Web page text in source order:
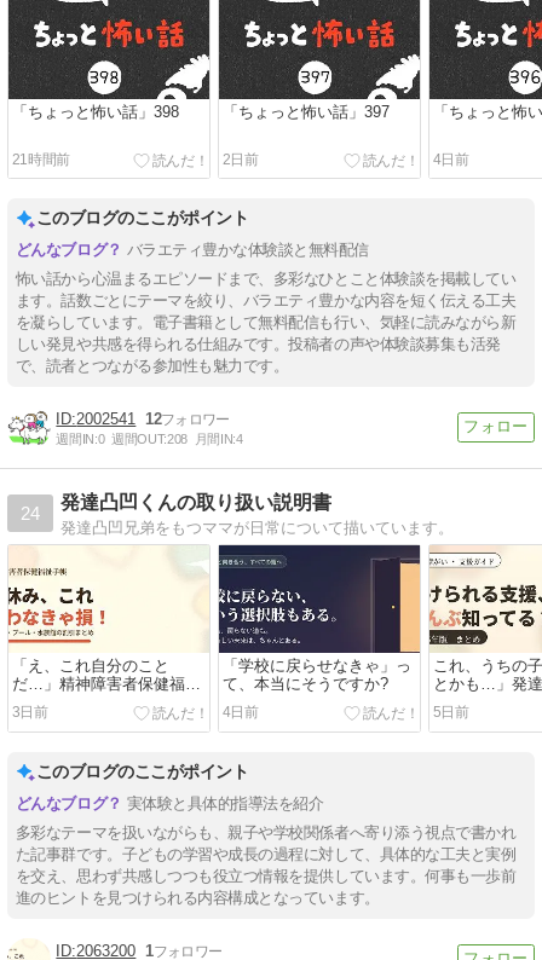
「ちょっと怖い話」398
21時間前
「ちょっと怖い話」397
2日前
「ちょっと怖
4日前
このブログのここがポイント
バラエティ豊かな体験談と無料配信
怖い話から心温まるエピソードまで、多彩なひとこと体験談を掲載してい
ます。話数ごとにテーマを絞り、バラエティ豊かな内容を短く伝える工夫
を凝らしています。電子書籍として無料配信も行い、気軽に読みながら新
しい発見や共感を得られる仕組みです。投稿者の声や体験談募集も活発
で、読者とつながる参加性も魅力です。
2002541 12
週間IN:0 週間OUT:208 月間IN:4
24
発達凸凹くんの取り扱い説明書
発達凸凹兄弟をもつママが日常について描いています。
「え、これ自分のこと
だ…」精神障害者保健福祉
手帳、夏休みにこんなに使
えるって知ってた？
3日前
「学校に戻らせなきゃ」っ
て、本当にそうですか?
4日前
これ、うちの
とかも…」発
けられる支援
にあります【
5日前
このブログのここがポイント
実体験と具体的指導法を紹介
多彩なテーマを扱いながらも、親子や学校関係者へ寄り添う視点で書かれ
た記事群です。子どもの学習や成長の過程に対して、具体的な工夫と実例
を交え、思わず共感しつつも役立つ情報を提供しています。何事も一歩前
進のヒントを見つけられる内容構成となっています。
2063200 1